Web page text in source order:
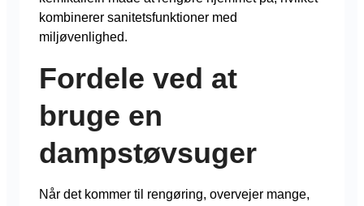
kombinerer sanitetsfunktioner med
miljøvenlighed.
Fordele ved at
bruge en
dampstøvsuger
Når det kommer til rengøring, overvejer mange,